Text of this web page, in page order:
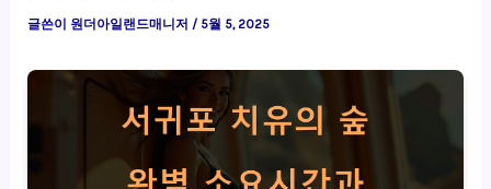
글쓴이 원더아일랜드매니저 / 5월 5, 2025